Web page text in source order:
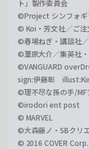
ト」製作委員会
©Project シンフォギ
© Koi・芳文社／ご注
©春場ねぎ・講談社
©葦原大介／集英社
©VANGUARD
sign:伊藤彰
©理不尽な孫の手/MF
©irodori ent post
© MARVEL
©大森藤ノ・SBクリ
© 2016 COVER Corp.